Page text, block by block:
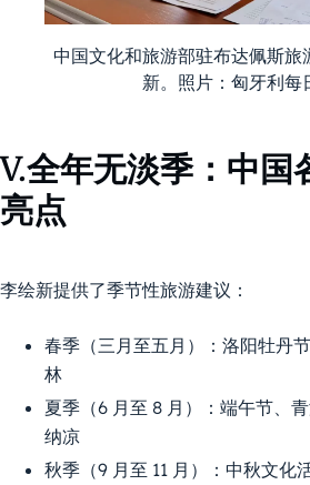
中国文化和旅游部驻布达佩斯旅
新。照片：匈牙利每
V.全年无淡季：中国
亮点
李绘新提供了季节性旅游建议：
春季（三月至五月）：洛阳牡丹
林
夏季（6 月至 8 月）：端午节、
纳凉
秋季（9 月至 11 月）：中秋文化